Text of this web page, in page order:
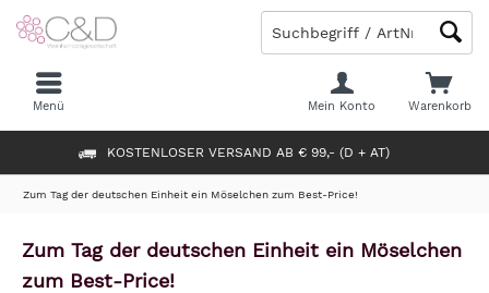
KOSTENLOSER VERSAND AB € 99,- (D + AT)
Warenkorb
Mein Konto
Menü
Zum Tag der deutschen Einheit ein Möselchen zum Best-Price!
Zum Tag der deutschen Einheit ein Möselchen
zum Best-Price!